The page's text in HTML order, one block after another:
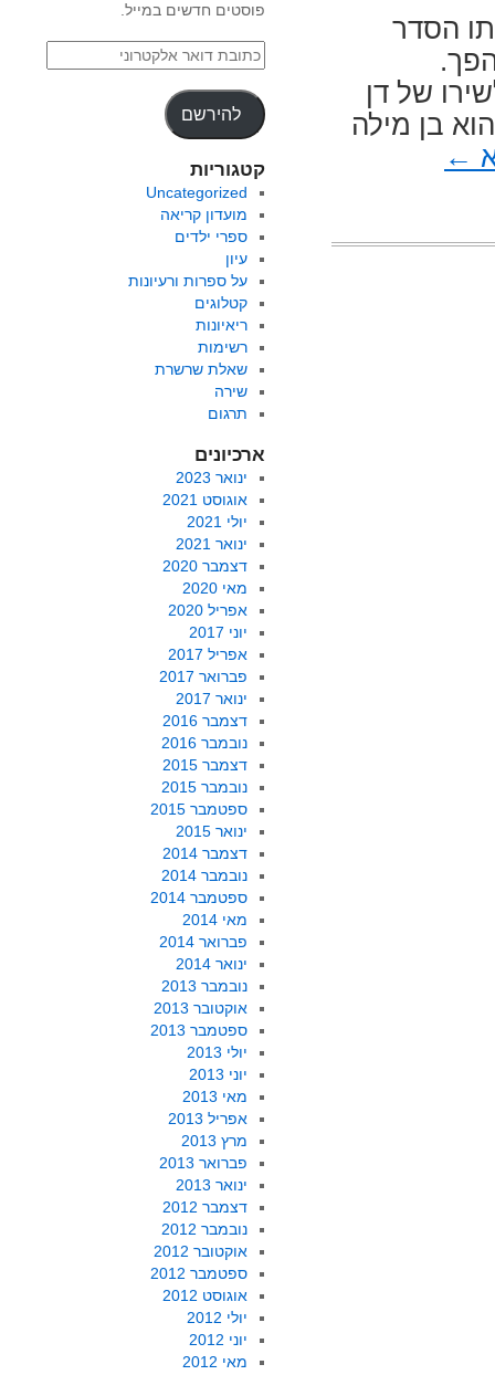
הסדר
דן
בן מילה
←
פוסטים חדשים במייל.
להירשם
קטגוריות
Uncategorized
מועדון קריאה
ספרי ילדים
עיון
על ספרות ורעיונות
קטלוגים
ריאיונות
רשימות
שאלת שרשרת
שירה
תרגום
ארכיונים
ינואר 2023
אוגוסט 2021
יולי 2021
ינואר 2021
דצמבר 2020
מאי 2020
אפריל 2020
יוני 2017
אפריל 2017
פברואר 2017
ינואר 2017
דצמבר 2016
נובמבר 2016
דצמבר 2015
נובמבר 2015
ספטמבר 2015
ינואר 2015
דצמבר 2014
נובמבר 2014
ספטמבר 2014
מאי 2014
פברואר 2014
ינואר 2014
נובמבר 2013
אוקטובר 2013
ספטמבר 2013
יולי 2013
יוני 2013
מאי 2013
אפריל 2013
מרץ 2013
פברואר 2013
ינואר 2013
דצמבר 2012
נובמבר 2012
אוקטובר 2012
ספטמבר 2012
אוגוסט 2012
יולי 2012
יוני 2012
מאי 2012